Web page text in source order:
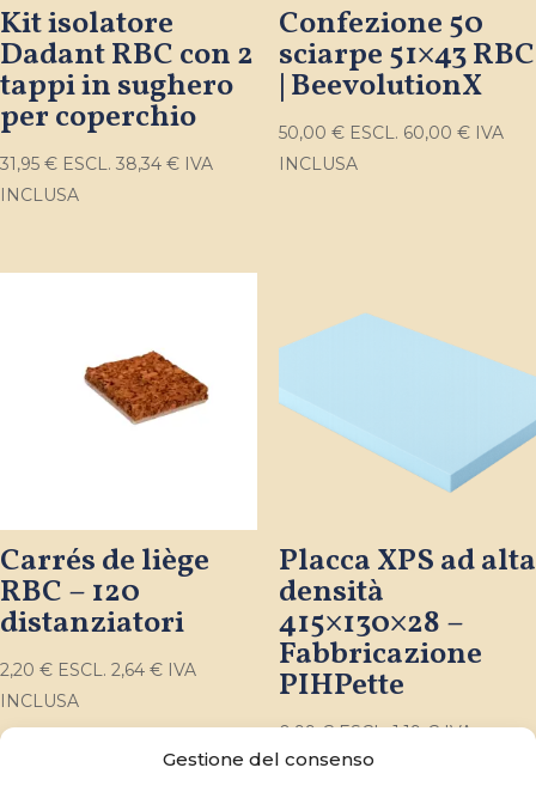
Gestione del consenso
Kit isolatore
Dadant RBC con 2
tappi in sughero
per coperchio
31,95 € ESCL. 38,34 € IVA
INCLUSA
Confezione 50
sciarpe 51×43 RBC
| BeevolutionX
50,00 € ESCL. 60,00 €IVA
INCLUSA
Carrés de liège
RBC – 120
distanziatori
2,20 € ESCL. 2,64 € IVA
INCLUSA
Placca XPS ad alta
densità
415×130×28 –
Fabbricazione
PIHPette
0,99€ ESCL.1,19€IVA
INCLUSA